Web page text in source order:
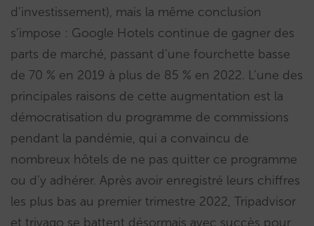
d’investissement), mais la même conclusion
s’impose : Google Hotels continue de gagner des
parts de marché, passant d’une fourchette basse
de 70 % en 2019 à plus de 85 % en 2022. L’une des
principales raisons de cette augmentation est la
démocratisation du programme de commissions
pendant la pandémie, qui a convaincu de
nombreux hôtels de ne pas quitter ce programme
ou d’y adhérer. Après avoir enregistré leurs chiffres
les plus bas au premier trimestre 2022, Tripadvisor
et trivago se battent désormais avec succès pour